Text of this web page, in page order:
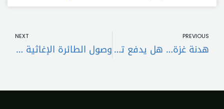
PREVIOUS
هدنة غزة… هل يدفع تهديد ترامب إلى تسريع الاتفاق؟
NEXT
وصول الطائرة الإغاثية السعودية الرابعة إلى مطار دمشق الدولي